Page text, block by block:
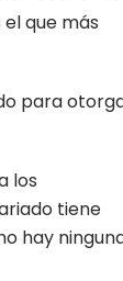
que más
para
los
tiene
hay